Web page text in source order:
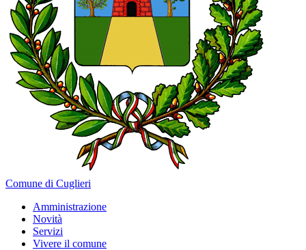
Comune di Cuglieri
Amministrazione
Novità
Servizi
Vivere il comune